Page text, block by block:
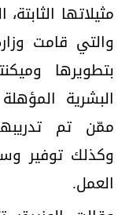
مثيلاتها
والتي قامت
بتطويرها
البشرية
ممّن تم
وكذلك توفير
العمل.